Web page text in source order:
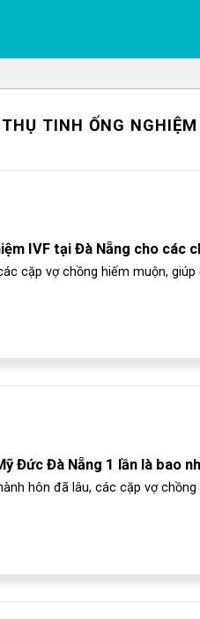
TINH ỐNG
IVF tại Đà Nẵng cho các
cặp vợ chồng hiếm muộn, giúp
Đức Đà Nẵng 1 lần là bao
hôn đã lâu, các cặp vợ chồng